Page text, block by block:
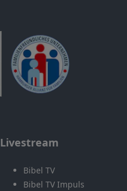
Livestream
Bibel TV
Bibel TV Impuls